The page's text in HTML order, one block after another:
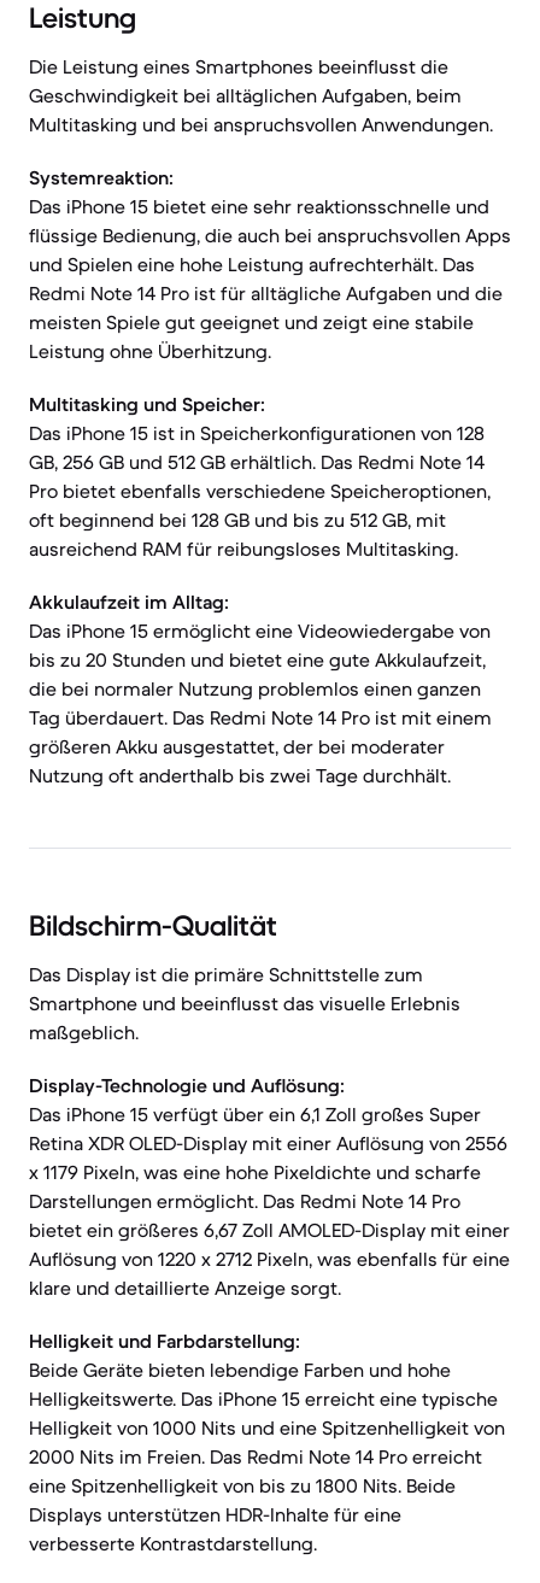
Leistung
Die Leistung eines Smartphones beeinflusst die
Geschwindigkeit bei alltäglichen Aufgaben, beim
Multitasking und bei anspruchsvollen Anwendungen.
Systemreaktion:
Das iPhone 15 bietet eine sehr reaktionsschnelle und
flüssige Bedienung, die auch bei anspruchsvollen Apps
und Spielen eine hohe Leistung aufrechterhält. Das
Redmi Note 14 Pro ist für alltägliche Aufgaben und die
meisten Spiele gut geeignet und zeigt eine stabile
Leistung ohne Überhitzung.
Multitasking und Speicher:
Das iPhone 15 ist in Speicherkonfigurationen von 128
GB, 256 GB und 512 GB erhältlich. Das Redmi Note 14
Pro bietet ebenfalls verschiedene Speicheroptionen,
oft beginnend bei 128 GB und bis zu 512 GB, mit
ausreichend RAM für reibungsloses Multitasking.
Akkulaufzeit im Alltag:
Das iPhone 15 ermöglicht eine Videowiedergabe von
bis zu 20 Stunden und bietet eine gute Akkulaufzeit,
die bei normaler Nutzung problemlos einen ganzen
Tag überdauert. Das Redmi Note 14 Pro ist mit einem
größeren Akku ausgestattet, der bei moderater
Nutzung oft anderthalb bis zwei Tage durchhält.
Bildschirm-Qualität
Das Display ist die primäre Schnittstelle zum
Smartphone und beeinflusst das visuelle Erlebnis
maßgeblich.
Display-Technologie und Auflösung:
Das iPhone 15 verfügt über ein 6,1 Zoll großes Super
Retina XDR OLED-Display mit einer Auflösung von 2556
x 1179 Pixeln, was eine hohe Pixeldichte und scharfe
Darstellungen ermöglicht. Das Redmi Note 14 Pro
bietet ein größeres 6,67 Zoll AMOLED-Display mit einer
Auflösung von 1220 x 2712 Pixeln, was ebenfalls für eine
klare und detaillierte Anzeige sorgt.
Helligkeit und Farbdarstellung:
Beide Geräte bieten lebendige Farben und hohe
Helligkeitswerte. Das iPhone 15 erreicht eine typische
Helligkeit von 1000 Nits und eine Spitzenhelligkeit von
2000 Nits im Freien. Das Redmi Note 14 Pro erreicht
eine Spitzenhelligkeit von bis zu 1800 Nits. Beide
Displays unterstützen HDR-Inhalte für eine
verbesserte Kontrastdarstellung.